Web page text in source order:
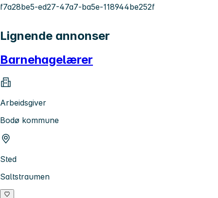
f7a28be5-ed27-47a7-ba5e-118944be252f
Lignende annonser
Barnehagelærer
Arbeidsgiver
Bodø kommune
Sted
Saltstraumen